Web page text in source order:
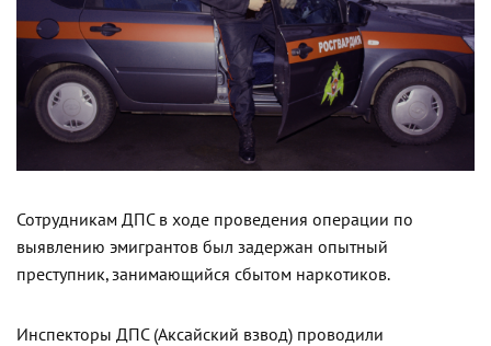
Сотрудникам ДПС в ходе проведения операции по
выявлению эмигрантов был задержан опытный
преступник, занимающийся сбытом наркотиков.
Инспекторы ДПС (Аксайский взвод) проводили